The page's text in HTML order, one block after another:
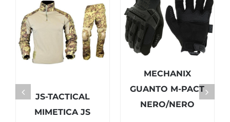
JS-TACTICAL
MIMETICA JS
MECHANIX
GUANTO M-PACT
NERO/NERO